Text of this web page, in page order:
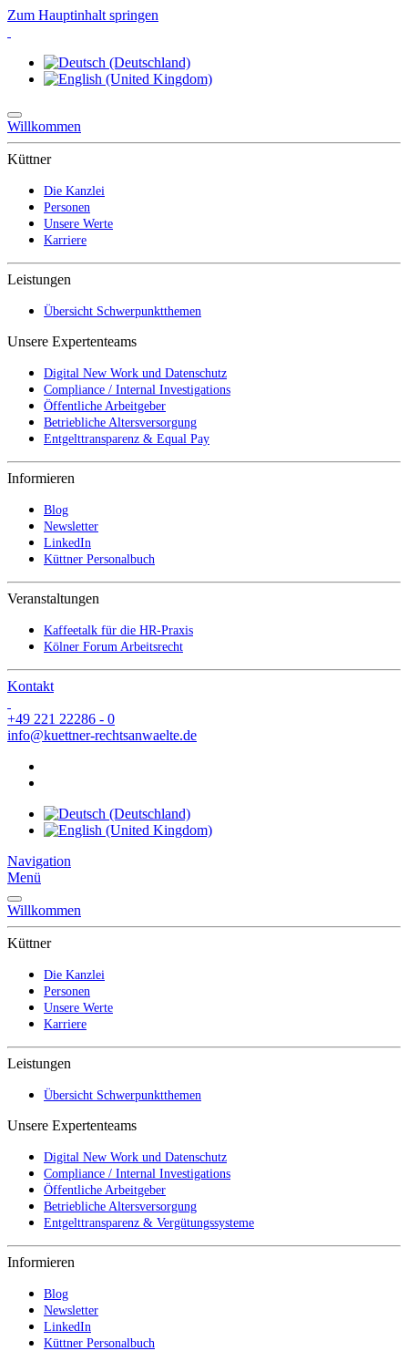
Zum Hauptinhalt springen
Willkommen
Küttner
Die Kanzlei
Personen
Unsere Werte
Karriere
Leistungen
Übersicht Schwerpunktthemen
Unsere Expertenteams
Digital New Work und Datenschutz
Compliance / Internal Investigations
Öffentliche Arbeitgeber
Betriebliche Altersversorgung
Entgelttransparenz & Equal Pay
Informieren
Blog
Newsletter
LinkedIn
Küttner Personalbuch
Veranstaltungen
Kaffeetalk für die HR-Praxis
Kölner Forum Arbeitsrecht
Kontakt
+49 221 22286 - 0
info@kuettner-rechtsanwaelte.de
Navigation
Menü
Willkommen
Küttner
Die Kanzlei
Personen
Unsere Werte
Karriere
Leistungen
Übersicht Schwerpunktthemen
Unsere Expertenteams
Digital New Work und Datenschutz
Compliance / Internal Investigations
Öffentliche Arbeitgeber
Betriebliche Altersversorgung
Entgelttransparenz & Vergütungssysteme
Informieren
Blog
Newsletter
LinkedIn
Küttner Personalbuch